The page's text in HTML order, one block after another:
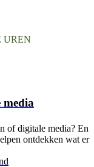
UREN
media
of digitale media? En
ontdekken wat er